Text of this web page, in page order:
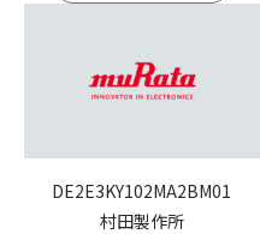
DE2E3KY102MA2BM01
村田製作所